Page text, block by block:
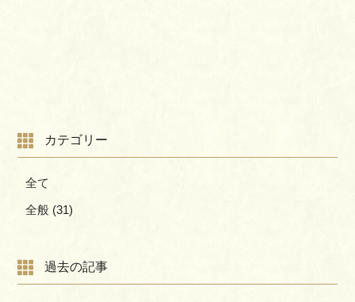
カテゴリー
全て
全般 (31)
過去の記事